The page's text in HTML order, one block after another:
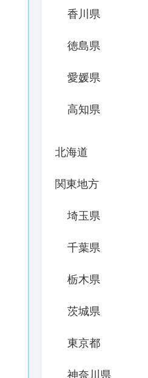
香川県
徳島県
愛媛県
高知県
北海道
関東地方
埼玉県
千葉県
栃木県
茨城県
東京都
神奈川県